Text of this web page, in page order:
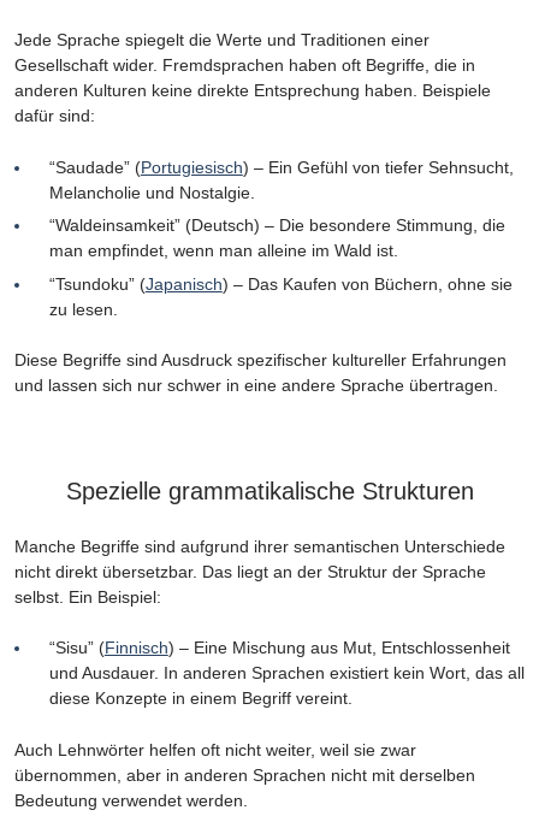
Jede Sprache spiegelt die Werte und Traditionen einer
Gesellschaft wider. Fremdsprachen haben oft Begriffe, die in
anderen Kulturen keine direkte Entsprechung haben. Beispiele
dafür sind:
“Saudade” (Portugiesisch) – Ein Gefühl von tiefer Sehnsucht,
Melancholie und Nostalgie.
“Waldeinsamkeit” (Deutsch) – Die besondere Stimmung, die
man empfindet, wenn man alleine im Wald ist.
“Tsundoku” (Japanisch) – Das Kaufen von Büchern, ohne sie
zu lesen.
Diese Begriffe sind Ausdruck spezifischer kultureller Erfahrungen
und lassen sich nur schwer in eine andere Sprache übertragen.
Spezielle grammatikalische Strukturen
Manche Begriffe sind aufgrund ihrer semantischen Unterschiede
nicht direkt übersetzbar. Das liegt an der Struktur der Sprache
selbst. Ein Beispiel:
“Sisu” (Finnisch) – Eine Mischung aus Mut, Entschlossenheit
und Ausdauer. In anderen Sprachen existiert kein Wort, das all
diese Konzepte in einem Begriff vereint.
Auch Lehnwörter helfen oft nicht weiter, weil sie zwar
übernommen, aber in anderen Sprachen nicht mit derselben
Bedeutung verwendet werden.